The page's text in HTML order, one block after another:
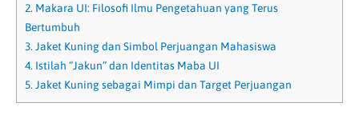
2. Makara UI: Filosofi Ilmu Pengetahuan yang Terus
Bertumbuh
3. Jaket Kuning dan Simbol Perjuangan Mahasiswa
4. Istilah “Jakun” dan Identitas Maba UI
5. Jaket Kuning sebagai Mimpi dan Target Perjuangan